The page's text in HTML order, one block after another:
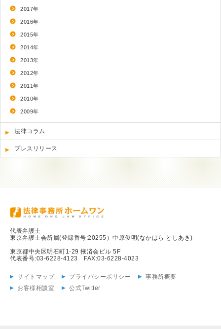
2017年
2016年
2015年
2014年
2013年
2012年
2011年
2010年
2009年
法律コラム
プレスリリース
代表弁護士
東京弁護士会所属(登録番号:20255）中原俊明(なかはら としあき)
東京都中央区明石町1-29 掖済会ビル 5F
代表番号:03-6228-4123 FAX:03-6228-4023
サイトマップ プライバシーポリシー
事務所概要
お客様相談室
公式Twitter